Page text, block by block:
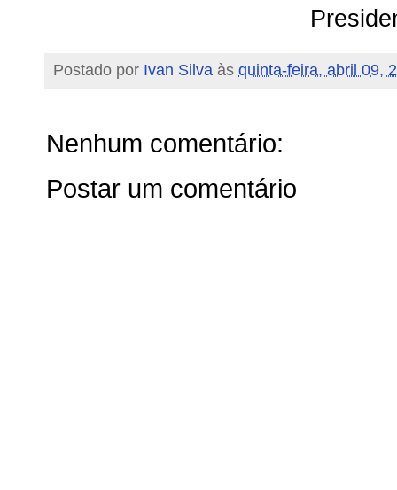
Postado por Ivan Silva às quinta-feira, abril 09,
Nenhum comentário:
Postar um comentário